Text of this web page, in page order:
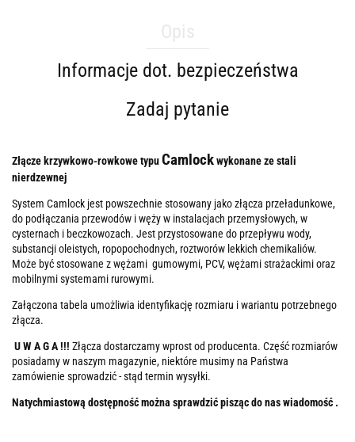
Informacje dot. bezpieczeństwa
Zadaj pytanie
Złącze krzywkowo-rowkowe typuCamlockwykonane ze stali
nierdzewnej
System Camlock jest powszechnie stosowany jako złącza przeładunkowe,
do podłączania przewodów i węży w instalacjach przemysłowych, w
cysternach i beczkowozach. Jest przystosowane do przepływu wody,
substancji oleistych, ropopochodnych, roztworów lekkich chemikaliów.
Może być stosowane z wężami gumowymi, PCV, wężami strażackimi oraz
mobilnymi systemami rurowymi.
Załączona tabela umożliwia identyfikację rozmiaru i wariantu potrzebnego
złącza.
U W A G A !!! Złącza dostarczamy wprost od producenta. Część rozmiarów
posiadamy w naszym magazynie, niektóre musimy na Państwa
zamówienie sprowadzić - stąd termin wysyłki.
Natychmiastową dostępność można sprawdzić pisząc do nas wiadomość .